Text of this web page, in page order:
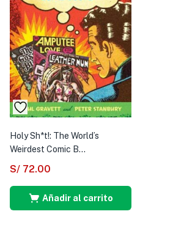
Holy Sh*t!: The World’s
Weirdest Comic B...
S/ 72.00
Añadir al carrito